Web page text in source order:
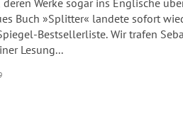
Buch »Splitter« landete sofort
Bestsellerliste. Wir trafen
Lesung...